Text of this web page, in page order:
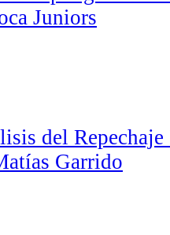
Juniors
del
Garrido